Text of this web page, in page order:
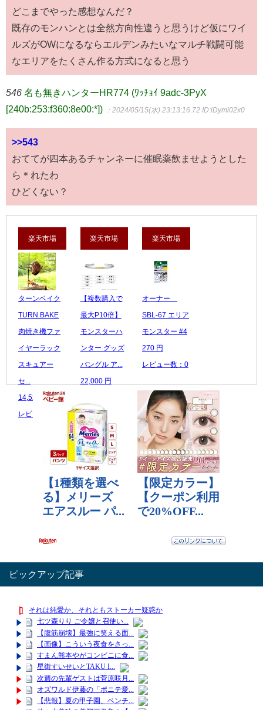
どこまでやった感想なんだ？
既存のモンハンとは全然方向性違うと思うけど仮にワイ
ルズがOWになるならエルデンみたいなマルチ戦闘可能
なエリアをたくさん作る方式になると思う
546 名も無きハンターHR774 (ﾜｯﾁｮｲ 9adc-3PyX
[240b:253:f360:8e00:*])
：2024/05/15(水) 23:13:16.72 ID:iDymi02x0
>>543
おててが四本あるチャンネーに催眠薬飲ませようとした
ら＊れたわ
ひどくない？
楽天市場
ターンベイク
TURN BAKE
肉焼き機ファ
イヤーラック
スキュアー
セ...
14,520 円
レビュー数：5
楽天市場
【複数購入で
最大P10倍】
モンスターハ
ンター グッズ
バングル ア...
22,000 円
楽天市場
オーナー
SBL-67 エリア
モンスター #4
270 円
レビュー数：0
ピックアップ記事